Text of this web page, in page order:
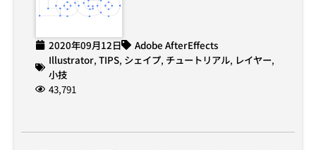
2020年09月12日
Adobe AfterEffects
Illustrator, TIPS, シェイプ, チュートリアル, レイヤー,
小技
43,791